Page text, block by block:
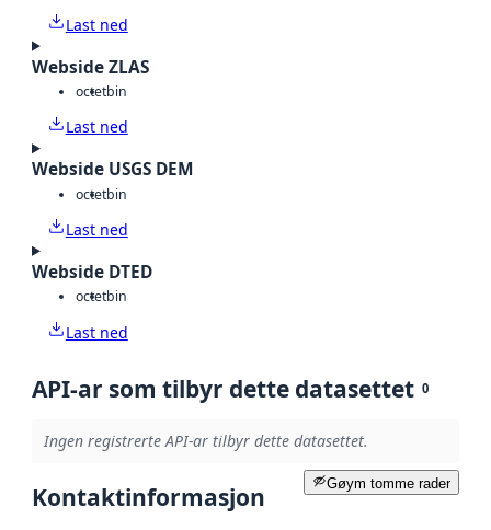
Last ned
Webside ZLAS
octetbin
Last ned
Webside USGS DEM
octetbin
Last ned
Webside DTED
octetbin
Last ned
API-ar som tilbyr dette datasettet 0
Ingen registrerte API-ar tilbyr dette datasettet.
Gøym tomme rader
Kontaktinformasjon